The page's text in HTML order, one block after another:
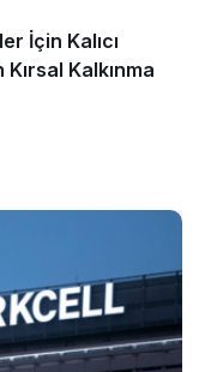
İçin Kalıcı
Kalkınma